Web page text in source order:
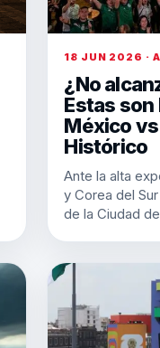
18 JUN 2026 ·
¿No
Estas son
México
Histórico
Ante la alta
y Corea del
de la Ciudad